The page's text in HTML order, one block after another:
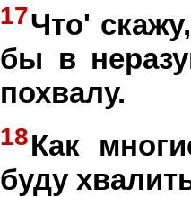
17Что'
бы в
похвалу.
18Как
буду